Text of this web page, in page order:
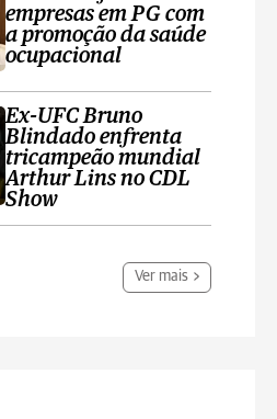
empresas em PG com
a promoção da saúde
ocupacional
Ex-UFC Bruno
Blindado enfrenta
tricampeão mundial
Arthur Lins no CDL
Show
Ver mais